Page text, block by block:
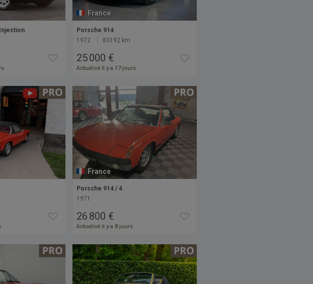
France
Porsche 914
1972
83192 km
25 000 €
Actualisé il y a 17 jours
France
Porsche 914 / 4
1971
26 800 €
Actualisé il y a 8 jours